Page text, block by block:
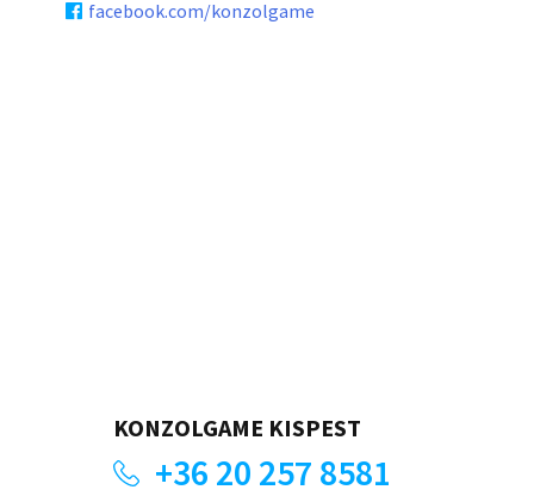
facebook.com/konzolgame
KONZOLGAME KISPEST
+36 20 257 8581